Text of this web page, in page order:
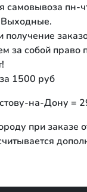
самовывоза пн-
Выходные.
за собой право
1500 руб
на-Дону =
при заказе